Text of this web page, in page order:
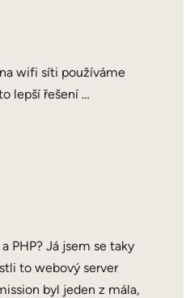
wifi síti používáme
lepší řešení …
PHP? Já jsem se taky
to webový server
byl jeden z mála,